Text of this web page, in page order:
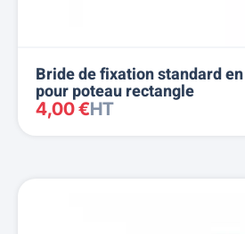
Bride de fixation standard
pour poteau rectangle
4,00 €HT